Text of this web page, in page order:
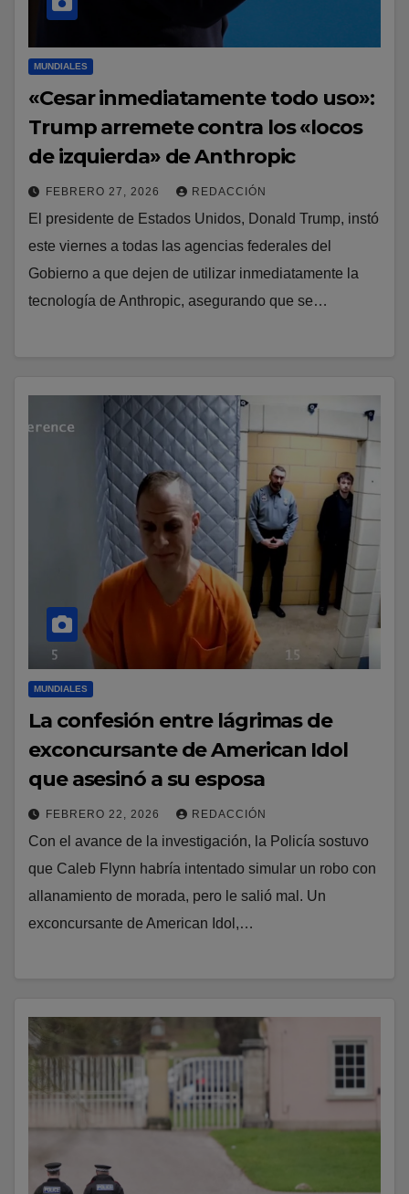
MUNDIALES
«Cesar inmediatamente todo uso»:
Trump arremete contra los «locos
de izquierda» de Anthropic
FEBRERO 27, 2026 REDACCIÓN
El presidente de Estados Unidos, Donald Trump, instó
este viernes a todas las agencias federales del
Gobierno a que dejen de utilizar inmediatamente la
tecnología de Anthropic, asegurando que se…
MUNDIALES
La confesión entre lágrimas de
exconcursante de American Idol
que asesinó a su esposa
FEBRERO 22, 2026 REDACCIÓN
Con el avance de la investigación, la Policía sostuvo
que Caleb Flynn habría intentado simular un robo con
allanamiento de morada, pero le salió mal. Un
exconcursante de American Idol,…